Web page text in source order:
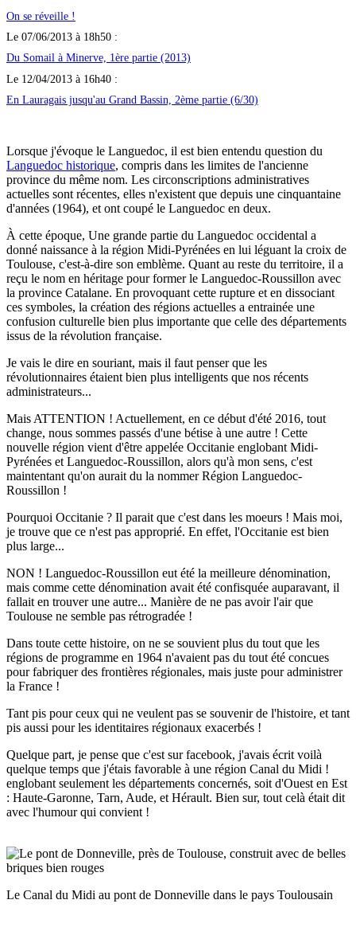
On se réveille !
Le 07/06/2013 à 18h50 :
Du Somail à Minerve, 1ère partie (2013)
Le 12/04/2013 à 16h40 :
En Lauragais jusqu'au Grand Bassin, 2ème partie (6/30)
Lorsque j'évoque le Languedoc, il est bien entendu question du
Languedoc historique, compris dans les limites de l'ancienne
province du même nom. Les circonscriptions administratives
actuelles sont récentes, elles n'existent que depuis une cinquantaine
d'années (1964), et ont coupé le Languedoc en deux.
À cette époque, Une grande partie du Languedoc occidental a
donné naissance à la région Midi-Pyrénées en lui léguant la croix de
Toulouse, c'est-à-dire son emblème. Quant au reste du territoire, il a
reçu le nom en héritage pour former le Languedoc-Roussillon avec
la province Catalane. En provoquant cette rupture et en dissociant
ces symboles, la création des régions actuelles a entrainée une
confusion culturelle bien plus importante que celle des départements
issus de la révolution française.
Je vais le dire en souriant, mais il faut penser que les
révolutionnaires étaient bien plus intelligents que nos récents
administrateurs...
Mais ATTENTION ! Actuellement, en ce début d'été 2016, tout
change, nous sommes passés d'une bétise à une autre ! Cette
nouvelle région vient d'être appelée Occitanie englobant Midi-
Pyrénées et Languedoc-Roussillon, alors qu'à mon sens, c'est
maintentant qu'on aurait du la nommer Région Languedoc-
Roussillon !
Pourquoi Occitanie ? Il parait que c'est dans les moeurs ! Mais moi,
je trouve que ce n'est pas approprié. En effet, l'Occitanie est bien
plus large...
NON ! Languedoc-Roussillon eut été la meilleure dénomination,
mais comme cette dénomination avait été confisquée auparavant, il
fallait en trouver une autre... Manière de ne pas avoir l'air que
Toulouse ne semble pas rétrogradée !
Dans toute cette histoire, on ne se souvient plus du tout que les
régions de programme en 1964 n'avaient pas du tout été concues
pour fabriquer des frontières régionales, mais juste pour administrer
la France !
Tant pis pour ceux qui ne veulent pas se souvenir de l'histoire, et tant
pis aussi pour les identitaires régionaux exacerbés !
Quelque part, je pense que c'est sur facebook, j'avais écrit voilà
quelque temps que j'étais favorable à une région Canal du Midi !
englobant seulement les départements concernés, soit d'Ouest en Est
: Haute-Garonne, Tarn, Aude, et Hérault. Bien sur, tout celà était dit
avec l'humour qui convient !
Le Canal du Midi au pont de Donneville dans le pays Toulousain